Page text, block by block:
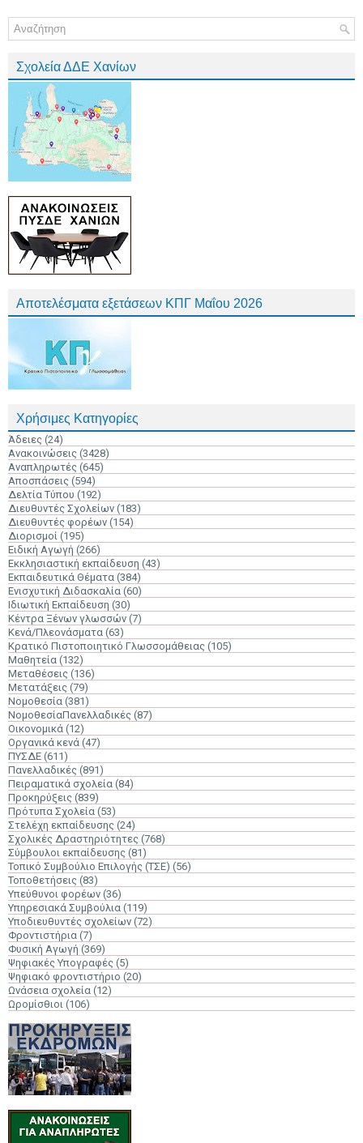
Σχολεία ΔΔΕ Χανίων
Αποτελέσματα εξετάσεων ΚΠΓ Μαΐου 2026
Χρήσιμες Κατηγορίες
Άδειες (24)
Ανακοινώσεις (3428)
Αναπληρωτές (645)
Αποσπάσεις (594)
Δελτία Τύπου (192)
Διευθυντές Σχολείων (183)
Διευθυντές φορέων (154)
Διορισμοί (195)
Ειδική Αγωγή (266)
Εκκλησιαστική εκπαίδευση (43)
Εκπαιδευτικά Θέματα (384)
Ενισχυτική Διδασκαλία (60)
Ιδιωτική Εκπαίδευση (30)
Κέντρα Ξένων γλωσσών (7)
Κενά/Πλεονάσματα (63)
Κρατικό Πιστοποιητικό Γλωσσομάθειας (105)
Μαθητεία (132)
Μεταθέσεις (136)
Μετατάξεις (79)
Νομοθεσία (381)
ΝομοθεσίαΠανελλαδικές (87)
Οικονομικά (12)
Οργανικά κενά (47)
ΠΥΣΔΕ (611)
Πανελλαδικές (891)
Πειραματικά σχολεία (84)
Προκηρύξεις (839)
Πρότυπα Σχολεία (53)
Στελέχη εκπαίδευσης (24)
Σχολικές Δραστηριότητες (768)
Σύμβουλοι εκπαίδευσης (81)
Τοπικό Συμβούλιο Επιλογής (ΤΣΕ) (56)
Τοποθετήσεις (83)
Υπεύθυνοι φορέων (36)
Υπηρεσιακά Συμβούλια (119)
Υποδιευθυντές σχολείων (72)
Φροντιστήρια (7)
Φυσική Αγωγή (369)
Ψηφιακές Υπογραφές (5)
Ψηφιακό φροντιστήριο (20)
Ωνάσεια σχολεία (12)
Ωρομίσθιοι (106)